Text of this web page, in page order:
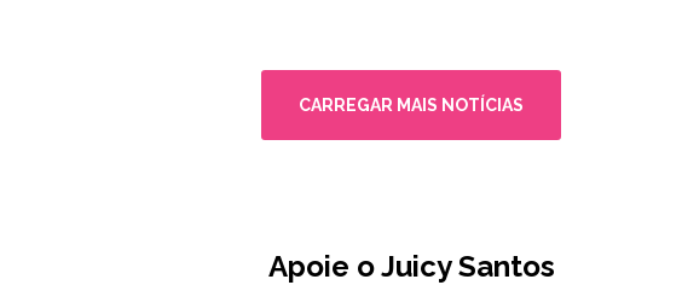
CARREGAR MAIS NOTÍCIAS
Apoie o Juicy Santos